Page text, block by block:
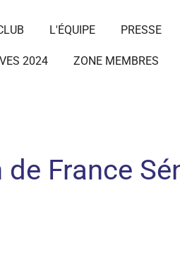
L'ÉQUIPE PRESSE
2024 ZONE MEMBRES
France